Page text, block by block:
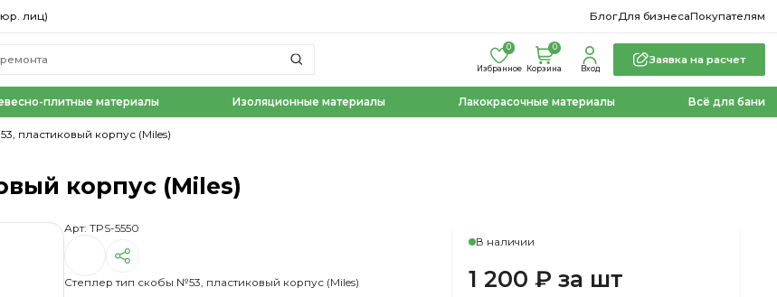
юр. лиц) БлогДля бизнесаПокупателям
Избранное
0 0
Корзина Вход
Заявка на расчет
плитные материалы Изоляционные материалы Лакокрасочные материалы Всё для бани
пластиковый корпус (Miles)
корпус (Miles)
Арт: TPS-5550
Степлер тип скобы №53, пластиковый корпус (Miles)
В наличии
1 200 ₽ за шт